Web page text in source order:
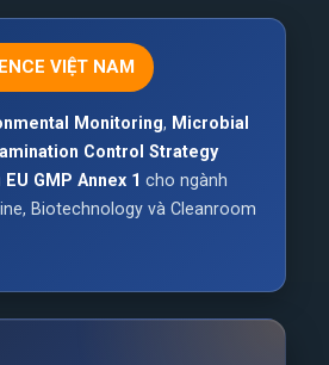
VIỆT NAM
Monitoring, Microbial
Control Strategy
EU GMP Annex 1 cho ngành
Biotechnology và Cleanroom